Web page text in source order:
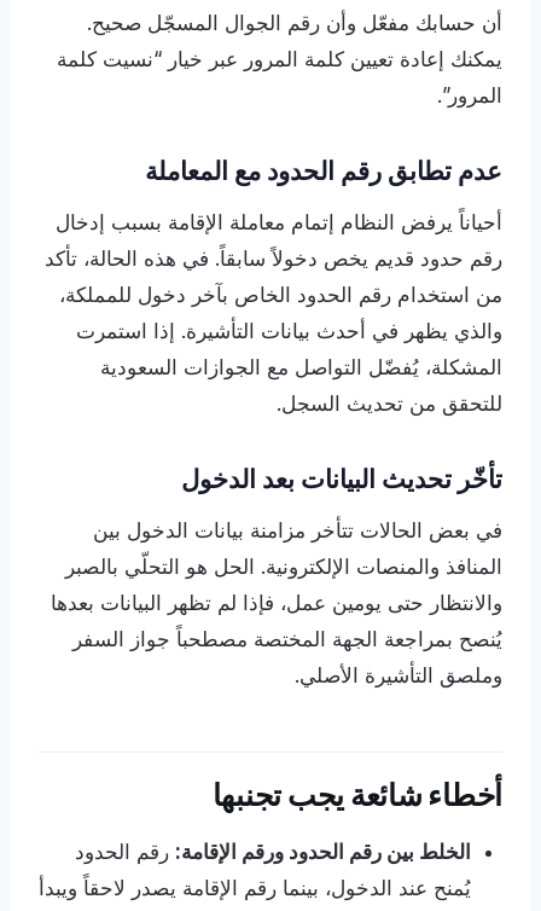
أن حسابك مفعّل وأن رقم الجوال المسجّل صحيح.
يمكنك إعادة تعيين كلمة المرور عبر خيار “نسيت كلمة
المرور”.
عدم تطابق رقم الحدود مع المعاملة
أحياناً يرفض النظام إتمام معاملة الإقامة بسبب إدخال
رقم حدود قديم يخص دخولاً سابقاً. في هذه الحالة، تأكد
من استخدام رقم الحدود الخاص بآخر دخول للمملكة،
والذي يظهر في أحدث بيانات التأشيرة. إذا استمرت
المشكلة، يُفضّل التواصل مع الجوازات السعودية
للتحقق من تحديث السجل.
تأخّر تحديث البيانات بعد الدخول
في بعض الحالات تتأخر مزامنة بيانات الدخول بين
المنافذ والمنصات الإلكترونية. الحل هو التحلّي بالصبر
والانتظار حتى يومين عمل، فإذا لم تظهر البيانات بعدها
يُنصح بمراجعة الجهة المختصة مصطحباً جواز السفر
وملصق التأشيرة الأصلي.
أخطاء شائعة يجب تجنبها
الخلط بين رقم الحدود ورقم الإقامة: رقم الحدود
يُمنح عند الدخول، بينما رقم الإقامة يصدر لاحقاً ويبدأ